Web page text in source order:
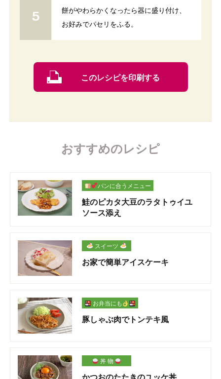
餅がやわらかくなったら器に盛り付け、
お好みでパセリをふる。
このレシピを印刷する
おすすめのレシピ
パンに合うメニュー
鮭のピカタ大豆のラタトゥイユ
ソース添え
スイーツ
お家で簡単アイスケーキ
お弁当にも
豚しゃぶ肉でトンテキ風
丼 物